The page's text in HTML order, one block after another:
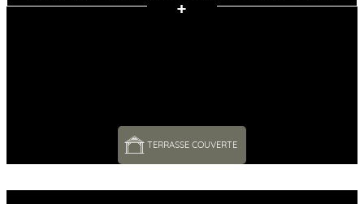
TERRASSE COUVERTE